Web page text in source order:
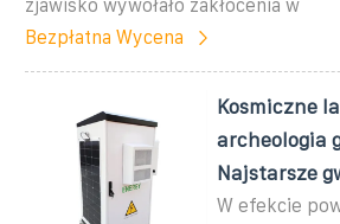
zjawisko wywołało zakłócenia w
Bezpłatna Wycena
Kosmiczne
archeologia
Najstarsze
W efekcie